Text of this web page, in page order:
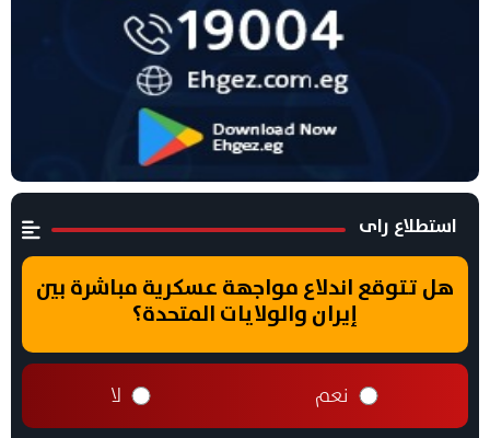
استطلاع راى
هل تتوقع اندلاع مواجهة عسكرية مباشرة بين
إيران والولايات المتحدة؟
نعم لا